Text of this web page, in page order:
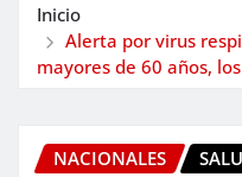
Inicio
Alerta por virus
mayores de 60 años,
NACIONALES